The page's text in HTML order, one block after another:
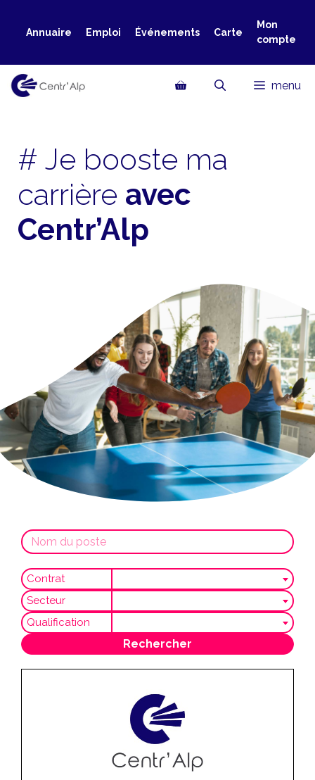
Annuaire Emploi Événements Carte
Mon
compte
menu
# Je booste ma
carrière avec
Centr’Alp
Contrat
Secteur
Qualification
Rechercher